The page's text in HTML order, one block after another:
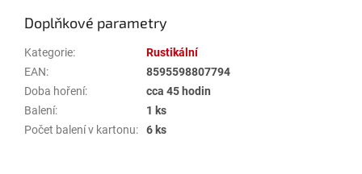
Doplňkové parametry
Kategorie:
Rustikální
EAN:
8595598807794
Doba hoření:
cca 45 hodin
Balení:
1 ks
Počet balení v kartonu: 6 ks